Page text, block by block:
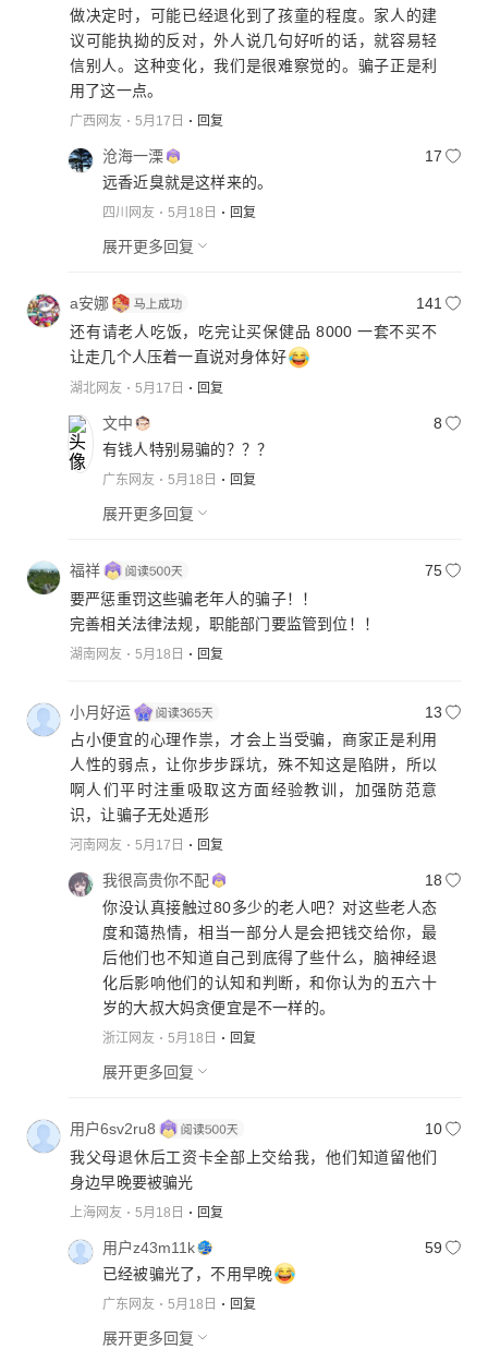
做决定时，可能已经退化到了孩童的程度。家人的建
议可能执拗的反对，外人说几句好听的话，就容易轻
信别人。这种变化，我们是很难察觉的。骗子正是利
用了这一点。
广西网友 5月17日 回复
沧海一溧
17
远香近臭就是这样来的。
四川网友 5月18日 回复
展开更多回复
a安娜
141
还有请老人吃饭，吃完让买保健品 8000 一套不买不
让走几个人压着一直说对身体好
湖北网友 5月17日 回复
文中
8
有钱人特别易骗的？？？
广东网友 5月18日 回复
展开更多回复
福祥
75
要严惩重罚这些骗老年人的骗子！！
完善相关法律法规，职能部门要监管到位！！
湖南网友 5月18日 回复
小月好运
13
占小便宜的心理作祟，才会上当受骗，商家正是利用
人性的弱点，让你步步踩坑，殊不知这是陷阱，所以
啊人们平时注重吸取这方面经验教训，加强防范意
识，让骗子无处遁形
河南网友 5月17日 回复
我很高贵你不配
18
你没认真接触过80多少的老人吧？对这些老人态
度和蔼热情，相当一部分人是会把钱交给你，最
后他们也不知道自己到底得了些什么，脑神经退
化后影响他们的认知和判断，和你认为的五六十
岁的大叔大妈贪便宜是不一样的。
浙江网友 5月18日 回复
展开更多回复
用户6sv2ru8
10
我父母退休后工资卡全部上交给我，他们知道留他们
身边早晚要被骗光
上海网友 5月18日 回复
用户z43m11k
59
已经被骗光了，不用早晚
广东网友 5月18日 回复
展开更多回复